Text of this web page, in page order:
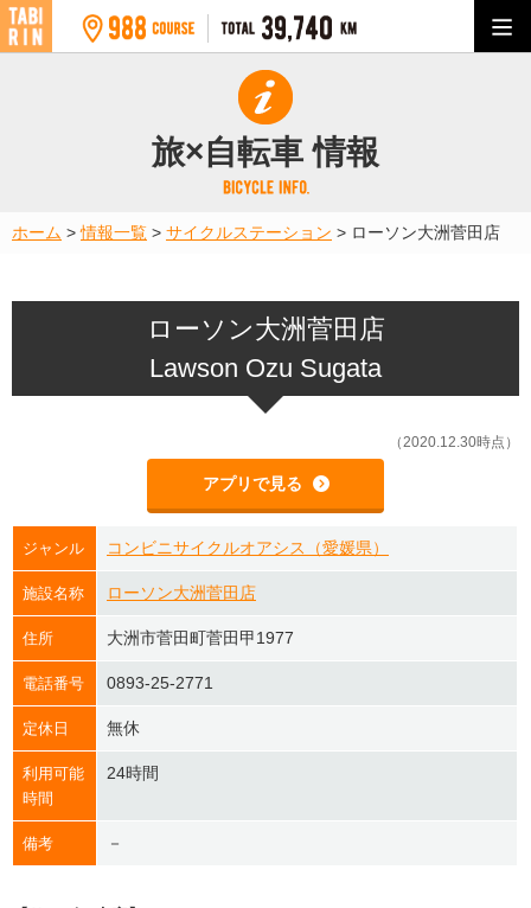
旅×自転車 情報
ホーム >情報一覧 > サイクルステーション > ローソン大洲菅田店
ローソン大洲菅田店
Lawson Ozu Sugata
（2020.12.30時点）
アプリで見る
ジャンル コンビニサイクルオアシス（愛媛県）
施設名称 ローソン大洲菅田店
住所 大洲市菅田町菅田甲1977
電話番号 0893-25-2771
定休日 無休
利用可能
時間
24時間
備考 －